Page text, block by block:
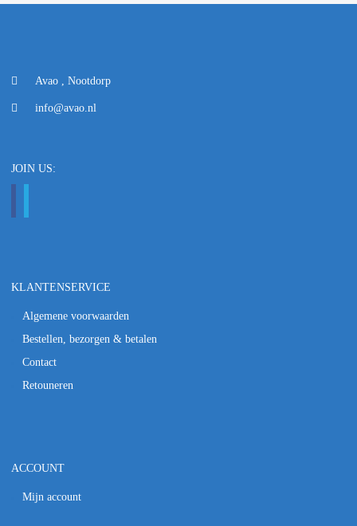
Avao , Nootdorp
info@avao.nl
JOIN US:
KLANTENSERVICE
Algemene voorwaarden
Bestellen, bezorgen & betalen
Contact
Retouneren
ACCOUNT
Mijn account